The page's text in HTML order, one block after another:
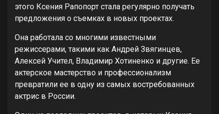
этого Ксения Рапопорт стала регулярно получать
предложения о съемках в новых проектах.
Она работала со многими известными
режиссерами, такими как Андрей Звягинцев,
Алексей Учител, Владимир Хотиненко и другие. Ее
актерское мастерство и профессионализм
превратили ее в одну из самых востребованных
актрис в России.